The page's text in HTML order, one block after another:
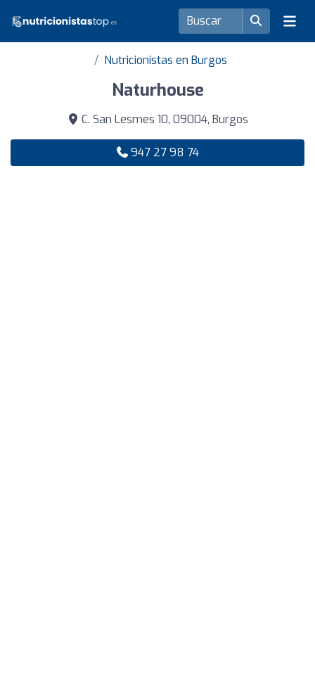
Nutricionistas en Burgos
Naturhouse
C. San Lesmes 10, 09004, Burgos
947 27 98 74